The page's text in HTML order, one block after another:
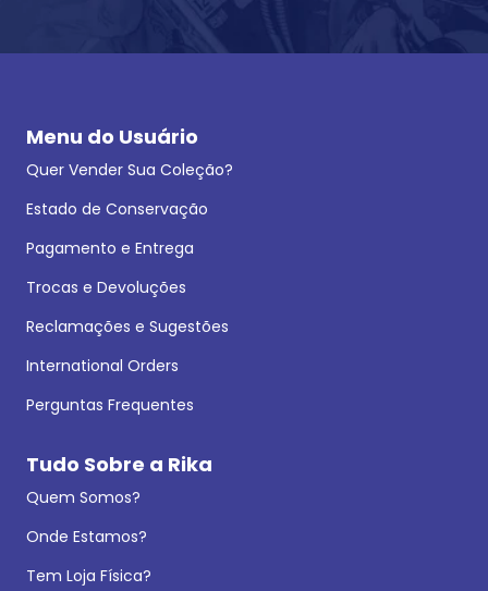
Menu do Usuário
Quer Vender Sua Coleção?
Estado de Conservação
Pagamento e Entrega
Trocas e Devoluções
Reclamações e Sugestões
International Orders
Perguntas Frequentes
Tudo Sobre a Rika
Quem Somos?
Onde Estamos?
Tem Loja Física?